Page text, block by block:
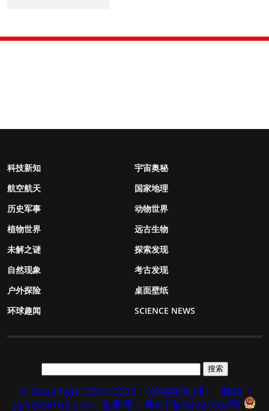
科技新知
宇宙奥秘
航空航天
国家地理
历史军事
动物世界
植物世界
远古生物
未解之谜
探索发现
自然现象
考古发现
户外探险
桌面壁纸
环球趣闻
SCIENCE NEWS
© CopyRight 2007-2023 《神秘的地球》
邮箱：
yy525@163.com 备案号：粤ICP备06021002号